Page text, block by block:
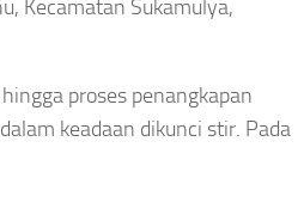
Kecamatan Sukamulya,
proses penangkapan
keadaan dikunci stir. Pada